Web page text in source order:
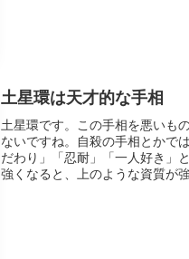
土星環は天才的な手相
土星環です。この手相を悪いも
ないですね。自殺の手相とかで
だわり」「忍耐」「一人好き」
強くなると、上のような資質が